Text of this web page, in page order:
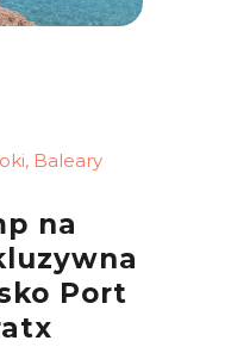
, Baleary
na
Port